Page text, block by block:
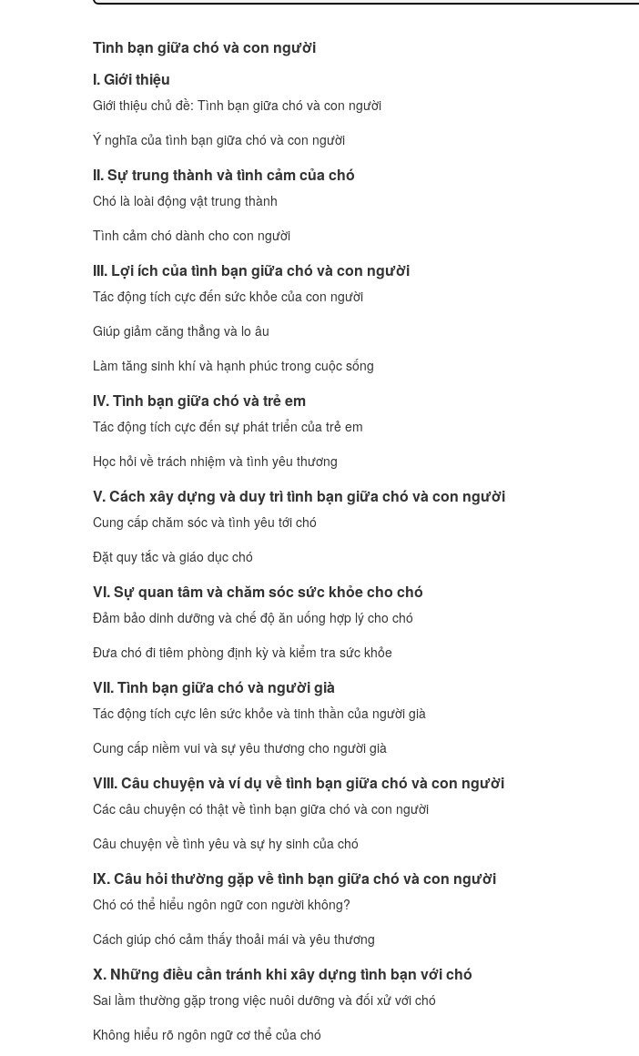
Tình bạn giữa chó và con người
I. Giới thiệu
Giới thiệu chủ đề: Tình bạn giữa chó và con người
Ý nghĩa của tình bạn giữa chó và con người
II. Sự trung thành và tình cảm của chó
Chó là loài động vật trung thành
Tình cảm chó dành cho con người
III. Lợi ích của tình bạn giữa chó và con người
Tác động tích cực đến sức khỏe của con người
Giúp giảm căng thẳng và lo âu
Làm tăng sinh khí và hạnh phúc trong cuộc sống
IV. Tình bạn giữa chó và trẻ em
Tác động tích cực đến sự phát triển của trẻ em
Học hỏi về trách nhiệm và tình yêu thương
V. Cách xây dựng và duy trì tình bạn giữa chó và con người
Cung cấp chăm sóc và tình yêu tới chó
Đặt quy tắc và giáo dục chó
VI. Sự quan tâm và chăm sóc sức khỏe cho chó
Đảm bảo dinh dưỡng và chế độ ăn uống hợp lý cho chó
Đưa chó đi tiêm phòng định kỳ và kiểm tra sức khỏe
VII. Tình bạn giữa chó và người già
Tác động tích cực lên sức khỏe và tinh thần của người già
Cung cấp niềm vui và sự yêu thương cho người già
VIII. Câu chuyện và ví dụ về tình bạn giữa chó và con người
Các câu chuyện có thật về tình bạn giữa chó và con người
Câu chuyện về tình yêu và sự hy sinh của chó
IX. Câu hỏi thường gặp về tình bạn giữa chó và con người
Chó có thể hiểu ngôn ngữ con người không?
Cách giúp chó cảm thấy thoải mái và yêu thương
X. Những điều cần tránh khi xây dựng tình bạn với chó
Sai lầm thường gặp trong việc nuôi dưỡng và đối xử với chó
Không hiểu rõ ngôn ngữ cơ thể của chó